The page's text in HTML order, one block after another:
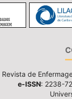
Revista de
e-ISSN: 2238-